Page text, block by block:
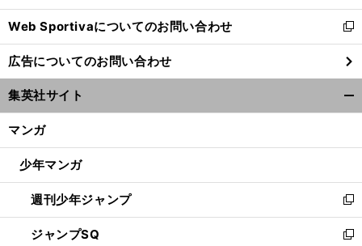
開
く
Web Sportivaについてのお問い合わせ
新
し
い
ウ
ィ
ン
ウ
開
く
広告についてのお問い合わせ
集英社サイト
マンガ
少年マンガ
週刊少年ジャンプ
新
し
い
ジャンプSQ
新